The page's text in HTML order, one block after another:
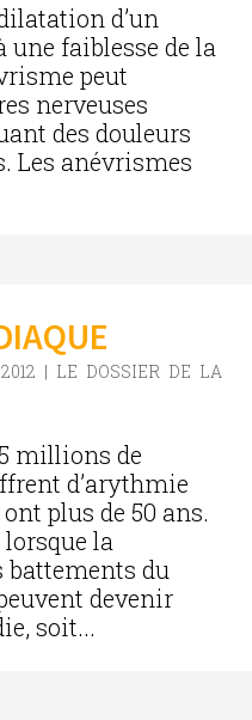
d’un
faiblesse de la
peut
nerveuses
des douleurs
Les anévrismes
| LE DOSSIER DE LA
millions de
d’arythmie
plus de 50 ans.
la
battements du
devenir
soit...